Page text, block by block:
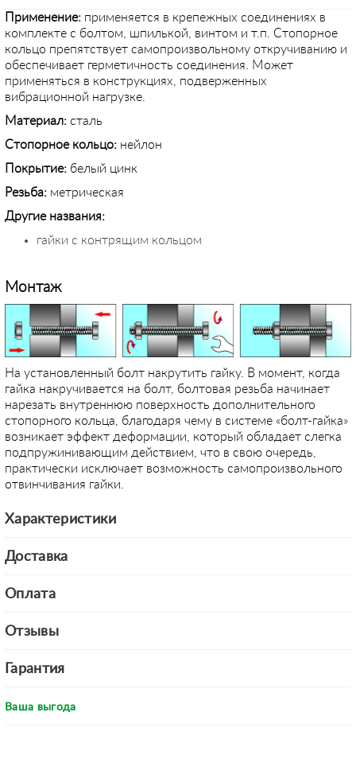
Применение: применяется в крепежных соединениях в
комплекте с болтом, шпилькой, винтом и т.п. Стопорное
кольцо препятствует самопроизвольному откручиванию и
обеспечивает герметичность соединения. Может
применяться в конструкциях, подверженных
вибрационной нагрузке.
Материал: сталь
Стопорное кольцо: нейлон
Покрытие: белый цинк
Резьба: метрическая
Другие названия:
гайки с контрящим кольцом
Монтаж
На установленный болт накрутить гайку. В момент, когда
гайка накручивается на болт, болтовая резьба начинает
нарезать внутреннюю поверхность дополнительного
стопорного кольца, благодаря чему в системе «болт-гайка»
возникает эффект деформации, который обладает слегка
подпружинивающим действием, что в свою очередь,
практически исключает возможность самопроизвольного
отвинчивания гайки.
Характеристики
Доставка
Оплата
Отзывы
Гарантия
Ваша выгода